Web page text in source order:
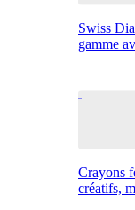
Swiss
gamme
Crayons
créatifs,